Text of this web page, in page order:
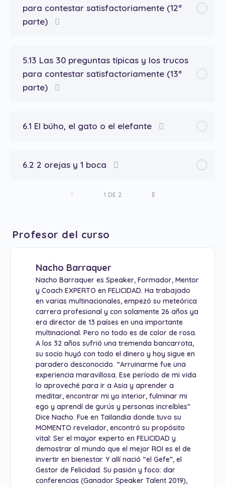
para contestar satisfactoriamente (12ª
parte)
5.13 Las 30 preguntas típicas y los trucos
para contestar satisfactoriamente (13ª
parte)
6.1 El búho, el gato o el elefante
6.2 2 orejas y 1 boca
1 DE 2
Profesor del curso
Nacho Barraquer
Nacho Barraquer es Speaker, Formador, Mentor
y Coach EXPERTO en FELICIDAD. Ha trabajado
en varias multinacionales, empezó su meteórica
carrera profesional y con solamente 26 años ya
era director de 13 países en una importante
multinacional. Pero no todo es de color de rosa.
A los 32 años sufrió una tremenda bancarrota,
su socio huyó con todo el dinero y hoy sigue en
paradero desconocido. “Arruinarme fue una
experiencia maravillosa. Ese período de mi vida
lo aproveché para ir a Asia y aprender a
meditar, encontrar mi yo interior, fulminar mi
ego y aprendí de gurús y personas increíbles”
Dice Nacho. Fue en Tailandia donde tuvo su
MOMENTO revelador, encontró su propósito
vital: Ser el mayor experto en FELICIDAD y
demostrar al mundo que el mejor ROI es el de
invertir en bienestar. Y allí nació “el Gefe”, el
Gestor de Felicidad. Su pasión y foco: dar
conferencias (Ganador Speaker Talent 2019),